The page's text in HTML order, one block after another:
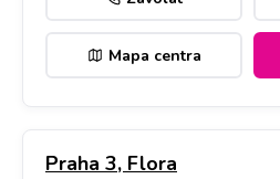
Mapa centra
Praha 3, Flora